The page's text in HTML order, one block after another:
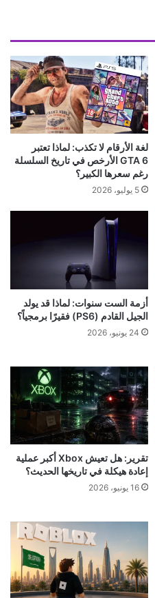
لغة الأرقام لا تكذب: لماذا تعتبر
GTA 6 الأرخص في تاريخ السلسلة
رغم سعرها الكبير؟
5 يوليو، 2026
أزمة الست سنوات: لماذا قد يولد
الجيل القادم (PS6) فقيرًا برمجياً؟
24 يونيو، 2026
تقرير: هل تعيش Xbox أكبر عملية
إعادة هيكلة في تاريخها الحديث؟
16 يونيو، 2026